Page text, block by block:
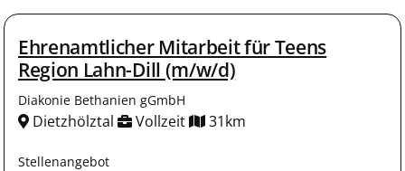
Ehrenamtlicher Mitarbeit für Teens
Region Lahn-Dill (m/w/d)
Diakonie Bethanien gGmbH
Dietzhölztal Vollzeit 31km
Stellenangebot